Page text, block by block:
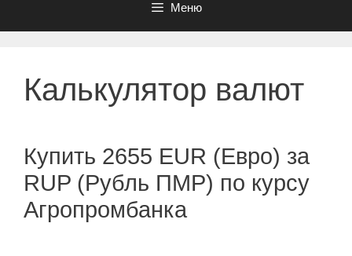
Меню
Калькулятор валют
Купить 2655 EUR (Евро) за
RUP (Рубль ПМР) по курсу
Агропромбанка